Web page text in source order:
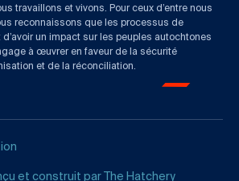
travaillons et vivons. Pour ceux d’entre nous
reconnaissons que les processus de
un impact sur les peuples autochtones
à œuvrer en faveur de la sécurité
et de la réconciliation.
et construit par The Hatchery